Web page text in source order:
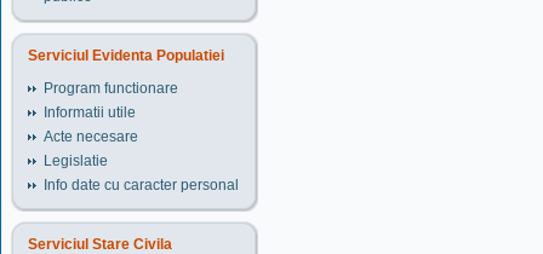
Serviciul Evidenta Populatiei
Program functionare
Informatii utile
Acte necesare
Legislatie
Info date cu caracter personal
Serviciul Stare Civila